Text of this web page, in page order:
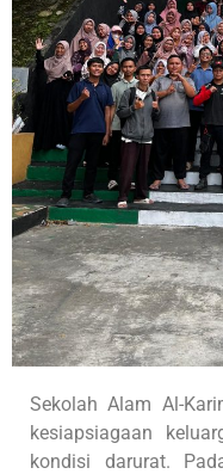
Sekolah Alam Al-
kesiapsiagaan
kondisi darurat.